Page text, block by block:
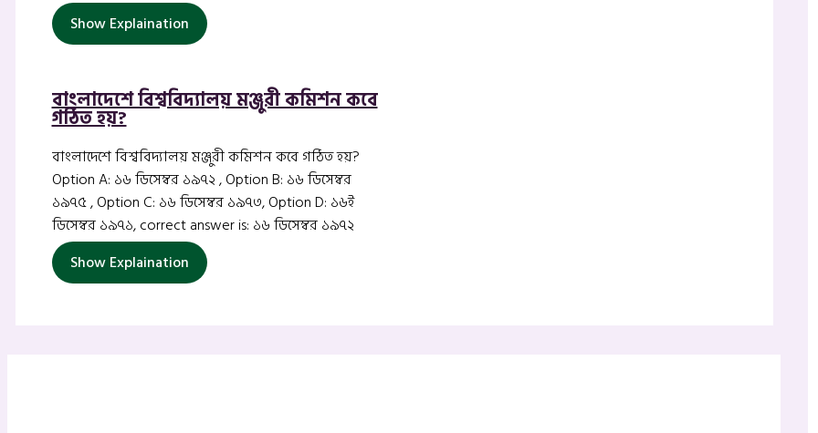
Show Explaination
বাংলাদেশে বিশ্ববিদ্যালয় মঞ্জুরী কমিশন কবে
গঠিত হয়?
বাংলাদেশে বিশ্ববিদ্যালয় মঞ্জুরী কমিশন কবে গঠিত হয়?
Option A: ১৬ ডিসেম্বর ১৯৭২ , Option B: ১৬ ডিসেম্বর
১৯৭৫ , Option C: ১৬ ডিসেম্বর ১৯৭৩, Option D: ১৬ই
ডিসেম্বর ১৯৭১, correct answer is: ১৬ ডিসেম্বর ১৯৭২
Show Explaination